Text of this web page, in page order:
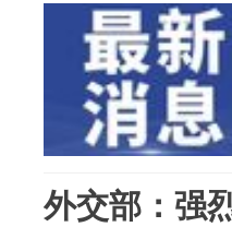
外交部：强